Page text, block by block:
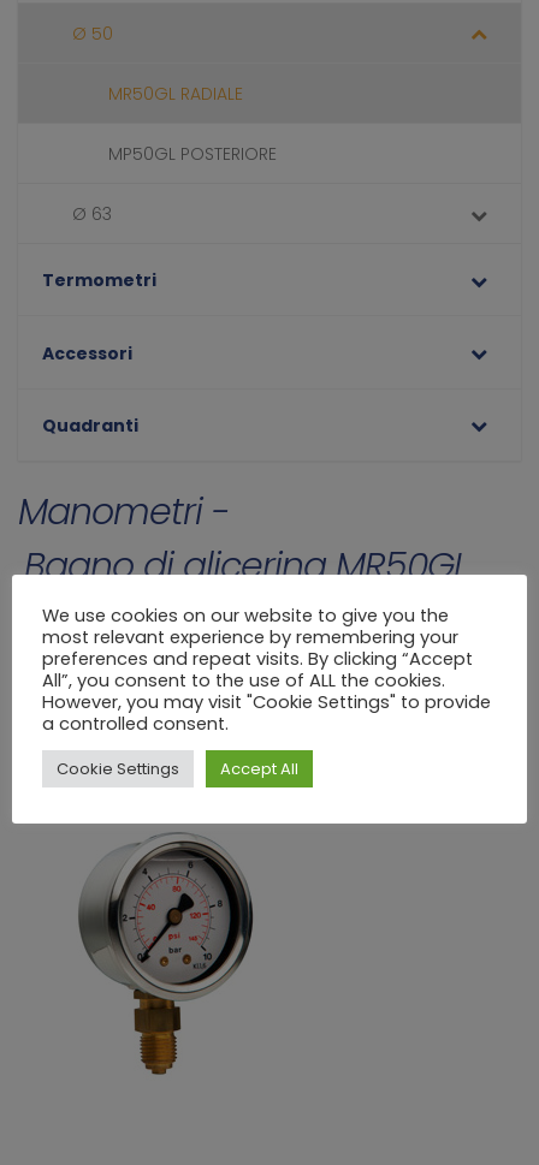
Ø 50
MR50GL RADIALE
MP50GL POSTERIORE
Ø 63
Termometri
Accessori
Quadranti
Manometri -
Bagno di glicerina MR50GL
RADIALE
Home>Manometri>manometri>Bagno di glicerina> BAGNO DI GLICERINA - Ø
>MR50GL RADIALE
We use cookies on our website to give you the
most relevant experience by remembering your
preferences and repeat visits. By clicking “Accept
All”, you consent to the use of ALL the cookies.
However, you may visit "Cookie Settings" to provide
a controlled consent.
Cookie Settings Accept All